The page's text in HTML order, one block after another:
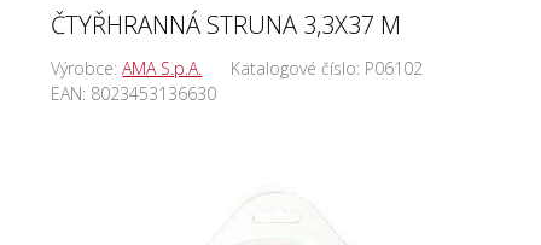
ČTYŘHRANNÁ STRUNA 3,3X37 M
Výrobce:AMA S.p.A. Katalogové číslo: P06102
EAN: 8023453136630